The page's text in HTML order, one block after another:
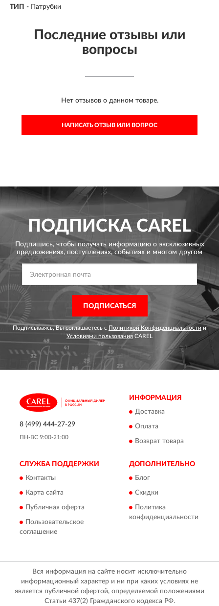
ТИП - Патрубки
Последние отзывы или
вопросы
Нет отзывов о данном товаре.
НАПИСАТЬ ОТЗЫВ ИЛИ ВОПРОС
ПОДПИСКА CAREL
Подпишись, чтобы получать информацию о эксклюзивных
предложениях, поступлениях, событиях и многом другом
ПОДПИСАТЬСЯ
Подписываясь, Вы соглашаетесь с Политикой Конфиденциальности и
Условиями пользования CAREL
8 (499) 444-27-29
ПН-ВС 9:00-21:00
ИНФОРМАЦИЯ
Доставка
Оплата
Возврат товара
СЛУЖБА ПОДДЕРЖКИ
Контакты
Карта сайта
Публичная оферта
Пользовательское
соглашение
ДОПОЛНИТЕЛЬНО
Блог
Скидки
Политика
конфиденциальности
Вся информация на сайте носит исключительно
информационный характер и ни при каких условиях не
является публичной офертой, определяемой положениями
Статьи 437(2) Гражданского кодекса РФ.